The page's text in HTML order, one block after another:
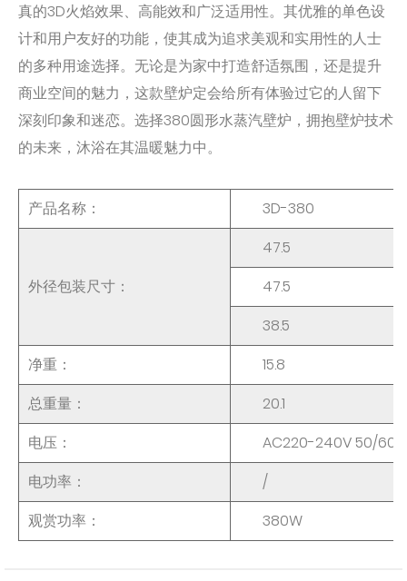
真的3D火焰效果、高能效和广泛适用性。其优雅的单色设
计和用户友好的功能，使其成为追求美观和实用性的人士
的多种用途选择。无论是为家中打造舒适氛围，还是提升
商业空间的魅力，这款壁炉定会给所有体验过它的人留下
深刻印象和迷恋。选择380圆形水蒸汽壁炉，拥抱壁炉技术
的未来，沐浴在其温暖魅力中。
产品名称： 3D-380
外径包装尺寸：
47.5
47.5
38.5
净重：
15.8
总重量：
20.1
电压：
AC220-240V 50/
电功率：
/
观赏功率：
380W